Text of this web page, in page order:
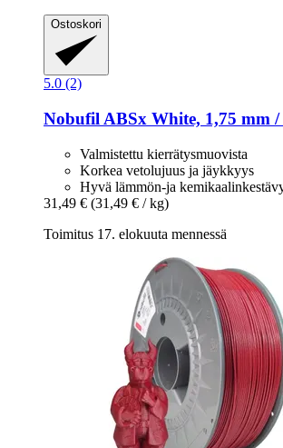
Ostoskori
5.0 (2)
Nobufil ABSx White, 1,75 mm /
Valmistettu kierrätysmuovista
Korkea vetolujuus ja jäykkyys
Hyvä lämmön-ja
31,49 € (31,49 € / kg)
Toimitus 17. elokuuta mennessä